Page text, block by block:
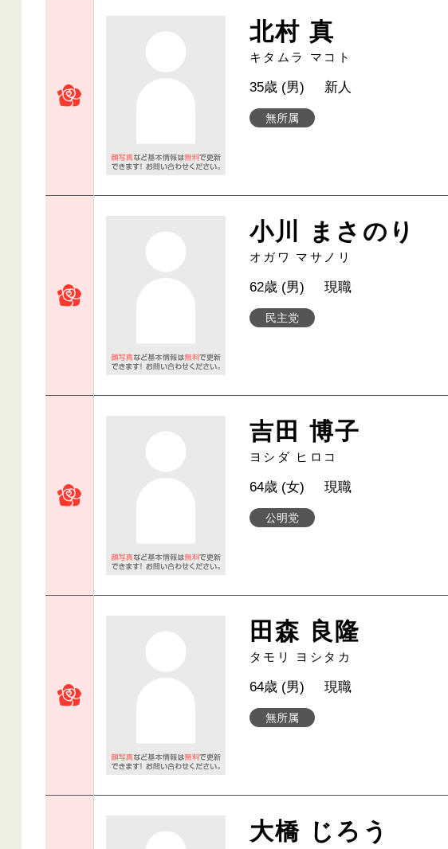
北村 真
キタムラ マコト
無所属
35歳 (男) 新人
小川 まさのり
オガワ マサノリ
民主党
62歳 (男) 現職
吉田 博子
ヨシダ ヒロコ
公明党
64歳 (女) 現職
田森 良隆
タモリ ヨシタカ
無所属
64歳 (男) 現職
大橋 じろう